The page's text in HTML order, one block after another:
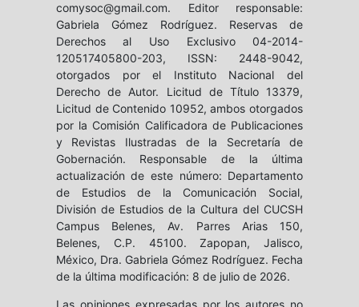
comysoc@gmail.com. Editor responsable:
Gabriela Gómez Rodríguez. Reservas de
Derechos al Uso Exclusivo 04-2014-
120517405800-203, ISSN: 2448-9042,
otorgados por el Instituto Nacional del
Derecho de Autor. Licitud de Título 13379,
Licitud de Contenido 10952, ambos otorgados
por la Comisión Calificadora de Publicaciones
y Revistas Ilustradas de la Secretaría de
Gobernación. Responsable de la última
actualización de este número: Departamento
de Estudios de la Comunicación Social,
División de Estudios de la Cultura del CUCSH
Campus Belenes, Av. Parres Arias 150,
Belenes, C.P. 45100. Zapopan, Jalisco,
México, Dra. Gabriela Gómez Rodríguez. Fecha
de la última modificación: 8 de julio de 2026.
Las opiniones expresadas por los autores no